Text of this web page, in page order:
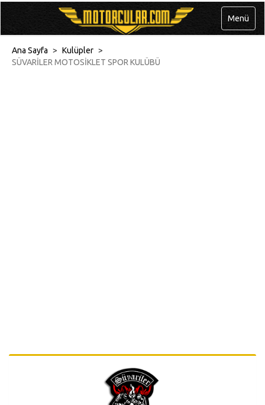
Menü
Ana Sayfa > Kulüpler >
SÜVARİLER MOTOSİKLET SPOR KULÜBÜ